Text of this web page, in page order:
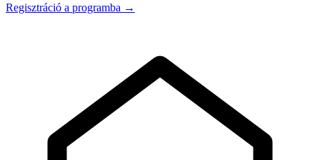
Regisztráció a programba →